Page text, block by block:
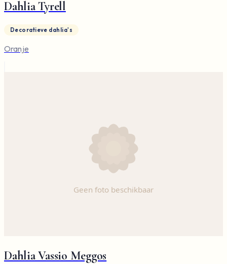
Dahlia Tyrell
Decoratieve dahlia's
Oranje
Dahlia Vassio Meggos